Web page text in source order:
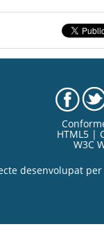
HTML5 |
W3C
desenvolupat per